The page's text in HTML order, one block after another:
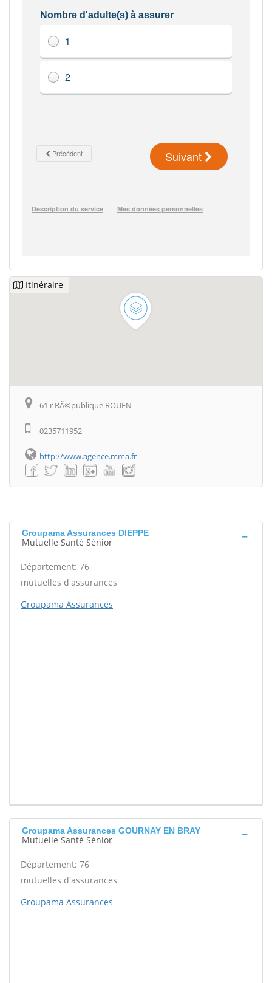
Itinéraire
61 r RÃ©publique ROUEN
0235711952
http://www.agence.mma.fr
Groupama Assurances DIEPPE
Mutuelle Santé Sénior
Département: 76
mutuelles d'assurances
Groupama Assurances
Groupama Assurances GOURNAY EN BRAY
Mutuelle Santé Sénior
Département: 76
mutuelles d'assurances
Groupama Assurances